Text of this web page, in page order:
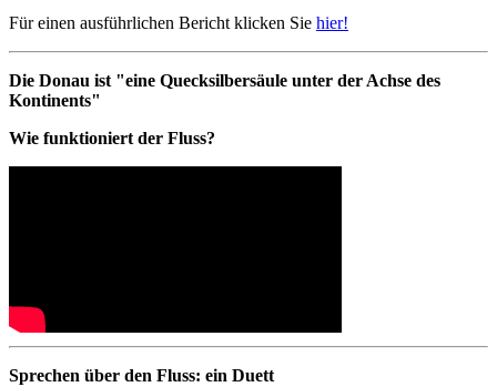
Für einen ausführlichen Bericht klicken Sie hier!
Die Donau ist "eine Quecksilbersäule unter der Achse des
Kontinents"
Wie funktioniert der Fluss?
Sprechen über den Fluss: ein Duett